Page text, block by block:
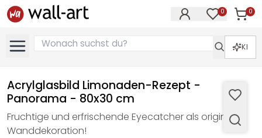
0 0
KI
Acrylglasbild Limonaden-Rezept -
Panorama - 80x30 cm
Fruchtige und erfrischende Eyecatcher als originelle
Wanddekoration!